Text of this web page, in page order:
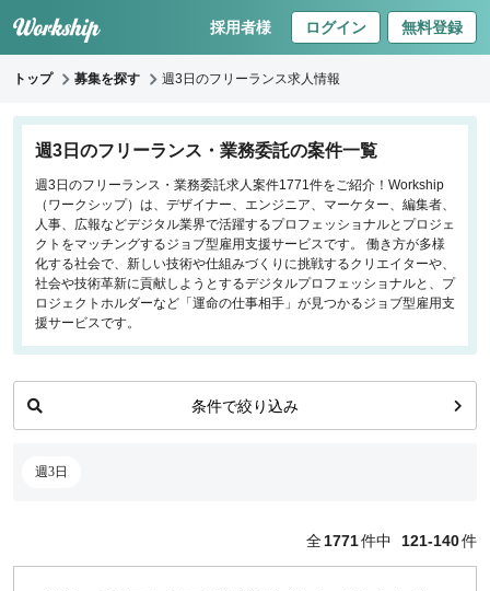
採用者様 ログイン 無料登録
トップ 募集を探す 週3日のフリーランス求人情報
週3日のフリーランス・業務委託の案件一覧
週3日のフリーランス・業務委託求人案件1771件をご紹介！Workship
（ワークシップ）は、デザイナー、エンジニア、マーケター、編集者、
人事、広報などデジタル業界で活躍するプロフェッショナルとプロジェ
クトをマッチングするジョブ型雇用支援サービスです。 働き方が多様
化する社会で、新しい技術や仕組みづくりに挑戦するクリエイターや、
社会や技術革新に貢献しようとするデジタルプロフェッショナルと、プ
ロジェクトホルダーなど「運命の仕事相手」が見つかるジョブ型雇用支
援サービスです。
条件で絞り込み
週3日
キーワードで探す
職種
フロントエンドエンジニア
バックエンドエンジニア
インフラエンジニア
iOS/Androidアプリエンジニア
データサイエンティスト
出社のみ
全1771件中 121-140件